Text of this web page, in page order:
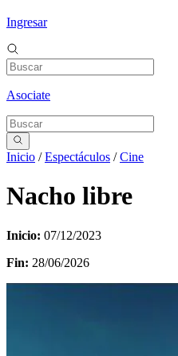
Ingresar
Asociate
Inicio /Espectáculos /Cine
Nacho libre
Inicio: 07/12/2023
Fin: 28/06/2026